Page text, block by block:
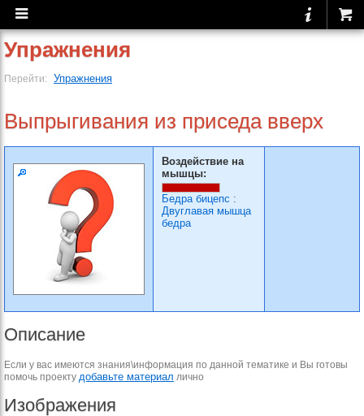
Упражнения
Перейти: Упражнения
Выпрыгивания из приседа вверх
Воздействие на
мышцы:
Бедра бицепс :
Двуглавая мышца
бедра
Описание
Если у вас имеются знания\информация по данной тематике и Вы готовы
помочь проекту добавьте материал лично
Изображения